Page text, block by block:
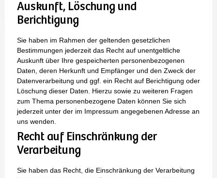
Auskunft, Löschung und
Berichtigung
Sie haben im Rahmen der geltenden gesetzlichen
Bestimmungen jederzeit das Recht auf unentgeltliche
Auskunft über Ihre gespeicherten personenbezogenen
Daten, deren Herkunft und Empfänger und den Zweck der
Datenverarbeitung und ggf. ein Recht auf Berichtigung oder
Löschung dieser Daten. Hierzu sowie zu weiteren Fragen
zum Thema personenbezogene Daten können Sie sich
jederzeit unter der im Impressum angegebenen Adresse an
uns wenden.
Recht auf Einschränkung der
Verarbeitung
Sie haben das Recht, die Einschränkung der Verarbeitung